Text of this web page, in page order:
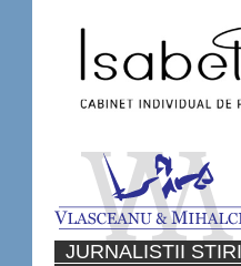
JURNALISTII